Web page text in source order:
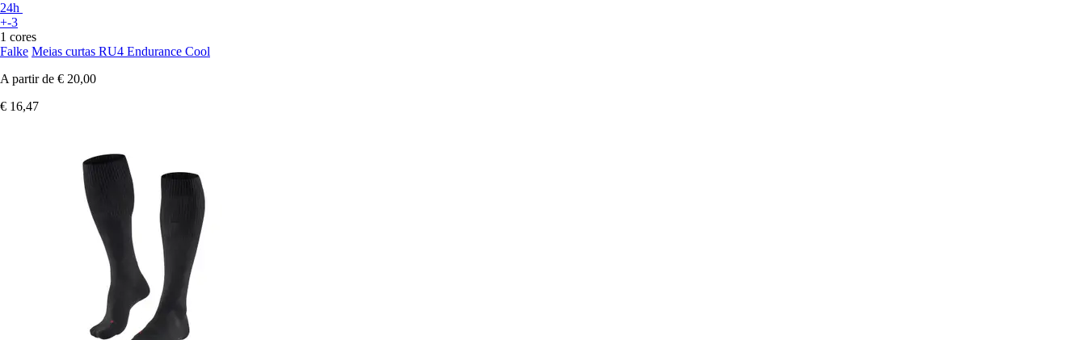
24h
+-3
1 cores
Falke Meias curtas RU4 Endurance Cool
A partir de € 20,00
€ 16,47